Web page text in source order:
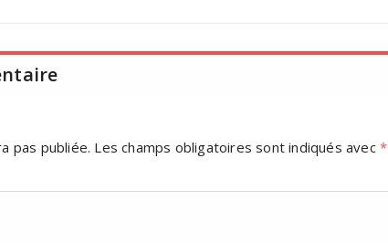
pas publiée. Les champs obligatoires sont indiqués avec*